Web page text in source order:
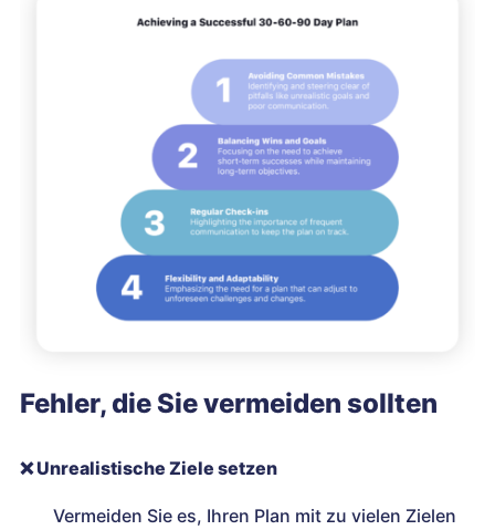
Fehler, die Sie vermeiden sollten
❌Unrealistische Ziele setzen
Vermeiden Sie es, Ihren Plan mit zu vielen Zielen